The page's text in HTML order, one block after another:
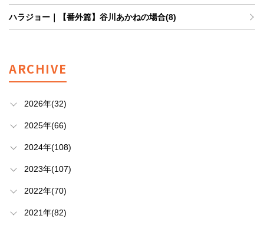
ハラジョー｜【番外篇】谷川あかねの場合(8)
ARCHIVE
2026年(32)
2025年(66)
2024年(108)
2023年(107)
2022年(70)
2021年(82)